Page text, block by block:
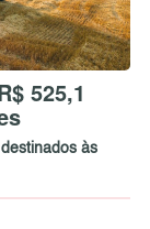
525,1
às